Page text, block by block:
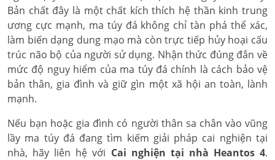
Bản chất đây là một chất kích thích hệ thần kinh trung
ương cực mạnh, ma túy đá không chỉ tàn phá thể xác,
làm biến dạng dung mạo mà còn trực tiếp hủy hoại cấu
trúc não bộ của người sử dụng. Nhận thức đúng đắn về
mức độ nguy hiểm của ma túy đá chính là cách bảo vệ
bản thân, gia đình và giữ gìn một xã hội an toàn, lành
mạnh.
Nếu bạn hoặc gia đình có người thân sa chân vào vũng
lầy ma túy đá đang tìm kiếm giải pháp cai nghiện tại
nhà, hãy liên hệ với Cai nghiện tại nhà Heantos 4.